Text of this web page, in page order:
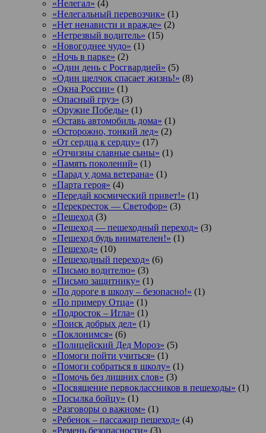
«Нелегал» (4)
«Нелегальный перевозчик» (1)
«Нет ненависти и вражде» (2)
«Нетрезвый водитель» (15)
«Новогоднее чудо» (1)
«Ночь в парке» (2)
«Один день с Росгвардией» (5)
«Один щелчок спасает жизнь!» (8)
«Окна России» (1)
«Опасный груз» (3)
«Оружие Победы» (1)
«Оставь автомобиль дома» (1)
«Осторожно, тонкий лед» (2)
«От сердца к сердцу» (17)
«Отчизны славные сыны» (1)
«Память поколений» (1)
«Парад у дома ветерана» (1)
«Парта героя» (4)
«Передай космический привет!» (1)
«Перекресток — Светофор» (3)
«Пешеход (3)
«Пешеход — пешеходный переход» (3)
«Пешеход будь внимателен!» (1)
«Пешеход» (10)
«Пешеходный переход» (6)
«Письмо водителю» (3)
«Письмо защитнику» (1)
«По дороге в школу – безопасно!» (1)
«По примеру Отца» (1)
«Подросток ‒ Игла» (1)
«Поиск добрых дел» (1)
«Поклонимся» (6)
«Полицейский Дед Мороз» (5)
«Помоги пойти учиться» (1)
«Помоги собраться в школу» (1)
«Помочь без лишних слов» (3)
«Посвящение первоклассников в пешеходы» (1)
«Посылка бойцу» (1)
«Разговоры о важном» (1)
«Ребенок – пассажир пешеход» (4)
«Ремень безопасности» (3)